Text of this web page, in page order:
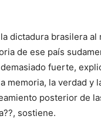
dictadura brasilera
de ese país
fuerte,
memoria, la verdad
posterior de
sostiene.